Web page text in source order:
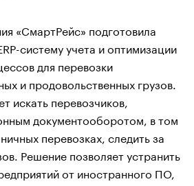
«СмартРейс» подготовила
систему учета и оптимизации
для перевозки
и продовольственных грузов.
искать перевозчиков,
документооборотом, в том
перевозках, следить за
Решение позволяет устранить
от иностранного ПО,